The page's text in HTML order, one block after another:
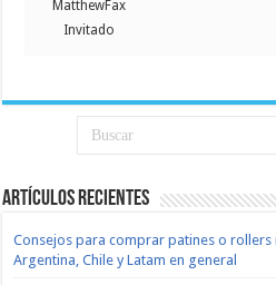
MatthewFax
Invitado
Artículos recientes
Consejos para comprar patines o
Argentina, Chile y Latam en general